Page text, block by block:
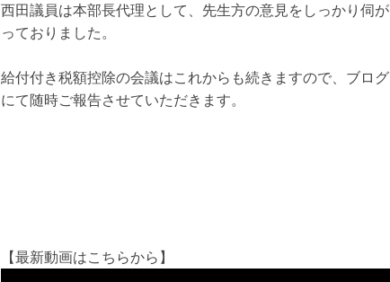
西田議員は本部長代理として、先生方の意見をしっかり伺が
っておりました。
給付付き税額控除の会議はこれからも続きますので、ブログ
にて随時ご報告させていただきます。
【最新動画はこちらから】